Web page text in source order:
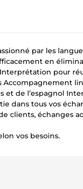
par les
en
pour
Accompagnement
et de l’espagnol
dans tous vos
clients, échanges
vos besoins.